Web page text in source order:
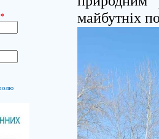
*
майбутніх